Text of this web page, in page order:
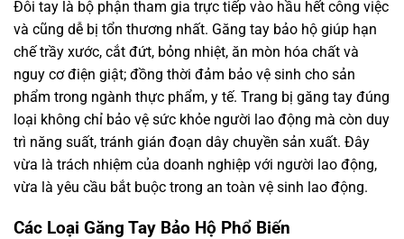
Đôi tay là bộ phận tham gia trực tiếp vào hầu hết công việc
và cũng dễ bị tổn thương nhất. Găng tay bảo hộ giúp hạn
chế trầy xước, cắt đứt, bỏng nhiệt, ăn mòn hóa chất và
nguy cơ điện giật; đồng thời đảm bảo vệ sinh cho sản
phẩm trong ngành thực phẩm, y tế. Trang bị găng tay đúng
loại không chỉ bảo vệ sức khỏe người lao động mà còn duy
trì năng suất, tránh gián đoạn dây chuyền sản xuất. Đây
vừa là trách nhiệm của doanh nghiệp với người lao động,
vừa là yêu cầu bắt buộc trong an toàn vệ sinh lao động.
Các Loại Găng Tay Bảo Hộ Phổ Biến